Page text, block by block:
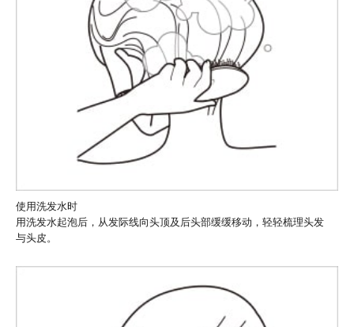
使用洗发水时
用洗发水起泡后，从发际线向头顶及后头部缓缓移动，轻轻梳理头发
与头皮。